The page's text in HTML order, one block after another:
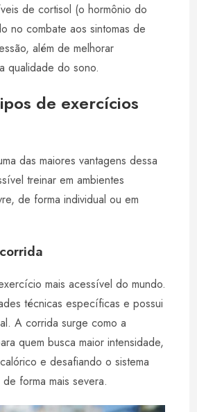
de cortisol (o hormônio do
no combate aos sintomas de
além de melhorar
qualidade do sono.
de exercícios
das maiores vantagens dessa
treinar em ambientes
de forma individual ou em
mais acessível do mundo.
técnicas específicas e possui
A corrida surge como a
quem busca maior intensidade,
e desafiando o sistema
forma mais severa.